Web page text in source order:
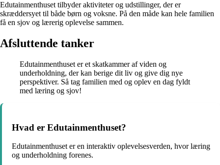
Edutainmenthuset tilbyder aktiviteter og udstillinger, der er
skræddersyet til både børn og voksne. På den måde kan hele familien
få en sjov og lærerig oplevelse sammen.
Afsluttende tanker
Edutainmenthuset er et skatkammer af viden og
underholdning, der kan berige dit liv og give dig nye
perspektiver. Så tag familien med og oplev en dag fyldt
med læring og sjov!
Hvad er Edutainmenthuset?
Edutainmenthuset er en interaktiv oplevelsesverden, hvor læring
og underholdning forenes.